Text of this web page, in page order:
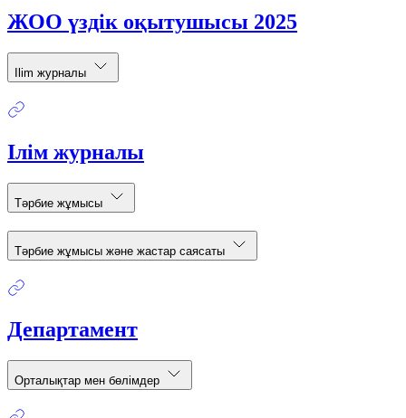
ЖОО үздік оқытушысы 2025
Ilim журналы
Ілім журналы
Тәрбие жұмысы
Тәрбие жұмысы және жастар саясаты
Департамент
Орталықтар мен бөлімдер